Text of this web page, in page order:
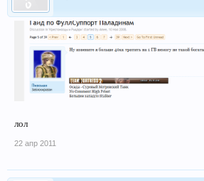
лол
22 апр 2011